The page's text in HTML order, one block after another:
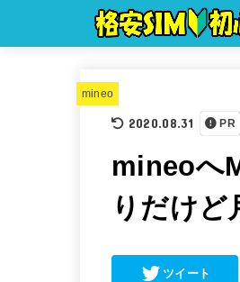
mineo
2020.08.31 PR
mineoへ
りだけど
ツイート